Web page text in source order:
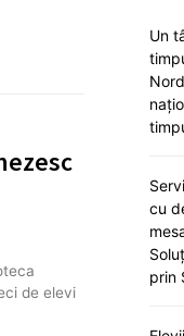
de elevi
Un
cu
prin